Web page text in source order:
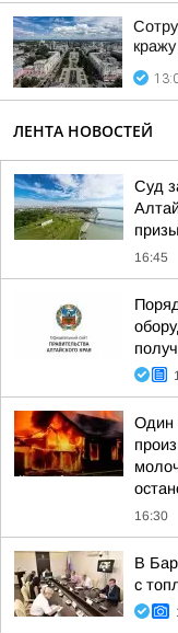
ЛЕНТА НОВОСТЕЙ
Суд
16:45
Один
16:30
В
с